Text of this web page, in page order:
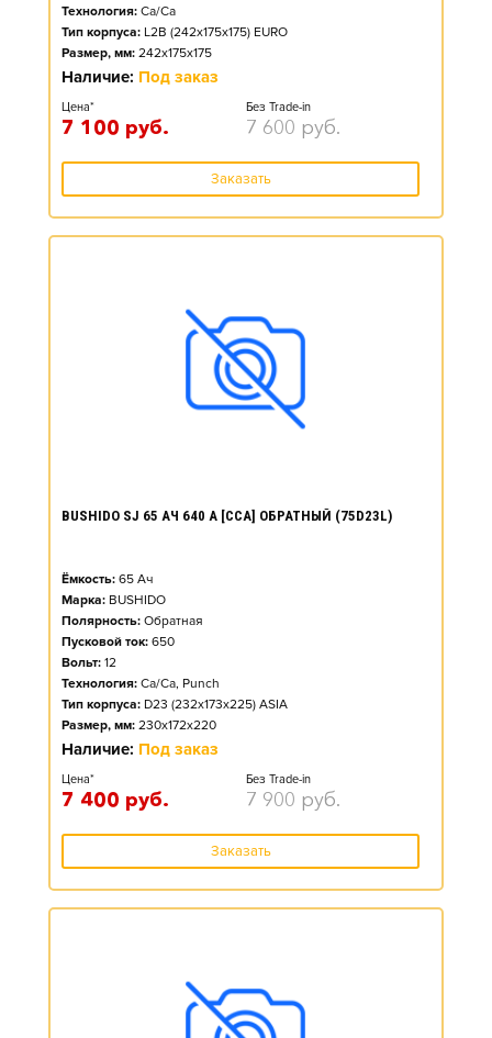
Технология: Ca/Ca
Тип корпуса: L2B (242x175x175) EURO
Размер, мм: 242x175x175
Наличие: Под заказ
Цена*
7 100 руб.
Без Trade-in
7 600 руб.
Заказать
BUSHIDO SJ 65 АЧ 640 А [CCA] ОБРАТНЫЙ (75D23L)
Ёмкость: 65 Ач
Марка: BUSHIDO
Полярность: Обратная
Пусковой ток: 650
Вольт: 12
Технология: Ca/Ca, Punch
Тип корпуса: D23 (232x173x225) ASIA
Размер, мм: 230x172x220
Наличие: Под заказ
Цена*
7 400 руб.
Без Trade-in
7 900 руб.
Заказать